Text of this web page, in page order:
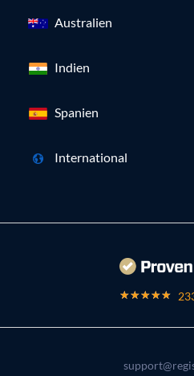
Australien
Indien
Spanien
International